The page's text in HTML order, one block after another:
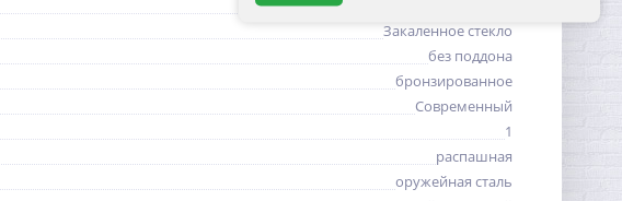
Закаленное стекло
без поддона
бронзированное
Современный
1
распашная
оружейная сталь